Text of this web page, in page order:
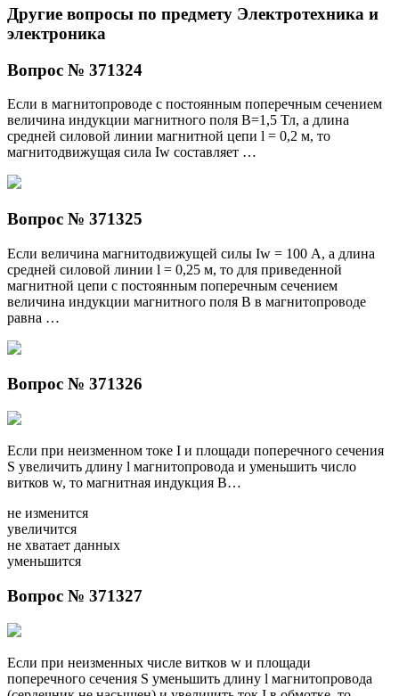
Другие вопросы по предмету Электротехника и
электроника
Вопрос № 371324
Если в магнитопроводе с постоянным поперечным сечением
величина индукции магнитного поля В=1,5 Тл, а длина
средней силовой линии магнитной цепи l = 0,2 м, то
магнитодвижущая сила Iw составляет …
Вопрос № 371325
Если величина магнитодвижущей силы Iw = 100 А, а длина
средней силовой линии l = 0,25 м, то для приведенной
магнитной цепи с постоянным поперечным сечением
величина индукции магнитного поля В в магнитопроводе
равна …
Вопрос № 371326
Если при неизменном токе I и площади поперечного сечения
S увеличить длину l магнитопровода и уменьшить число
витков w, то магнитная индукция B…
не изменится
увеличится
не хватает данных
уменьшится
Вопрос № 371327
Если при неизменных числе витков w и площади
поперечного сечения S уменьшить длину l магнитопровода